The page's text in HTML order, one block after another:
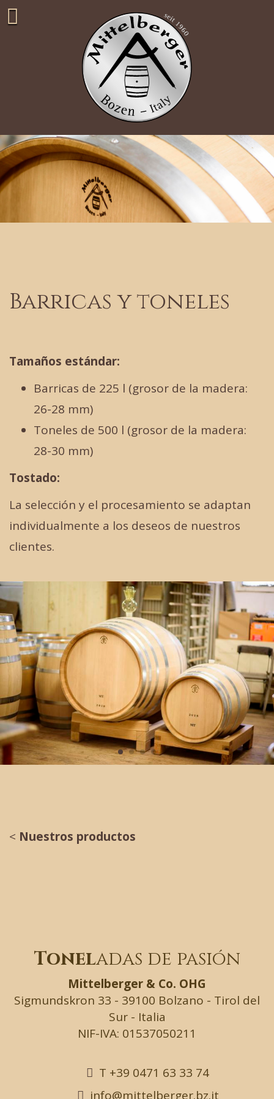
Barricas y toneles
Tamaños estándar:
Barricas de 225 l (grosor de la madera:
26-28 mm)
Toneles de 500 l (grosor de la madera:
28-30 mm)
Tostado:
La selección y el procesamiento se adaptan
individualmente a los deseos de nuestros
clientes.
< Nuestros productos
Toneladas de pasión
Mittelberger & Co. OHG
Sigmundskron 33 - 39100 Bolzano - Tirol del
Sur - Italia
NIF-IVA: 01537050211
T +39 0471 63 33 74
info@mittelberger.bz.it